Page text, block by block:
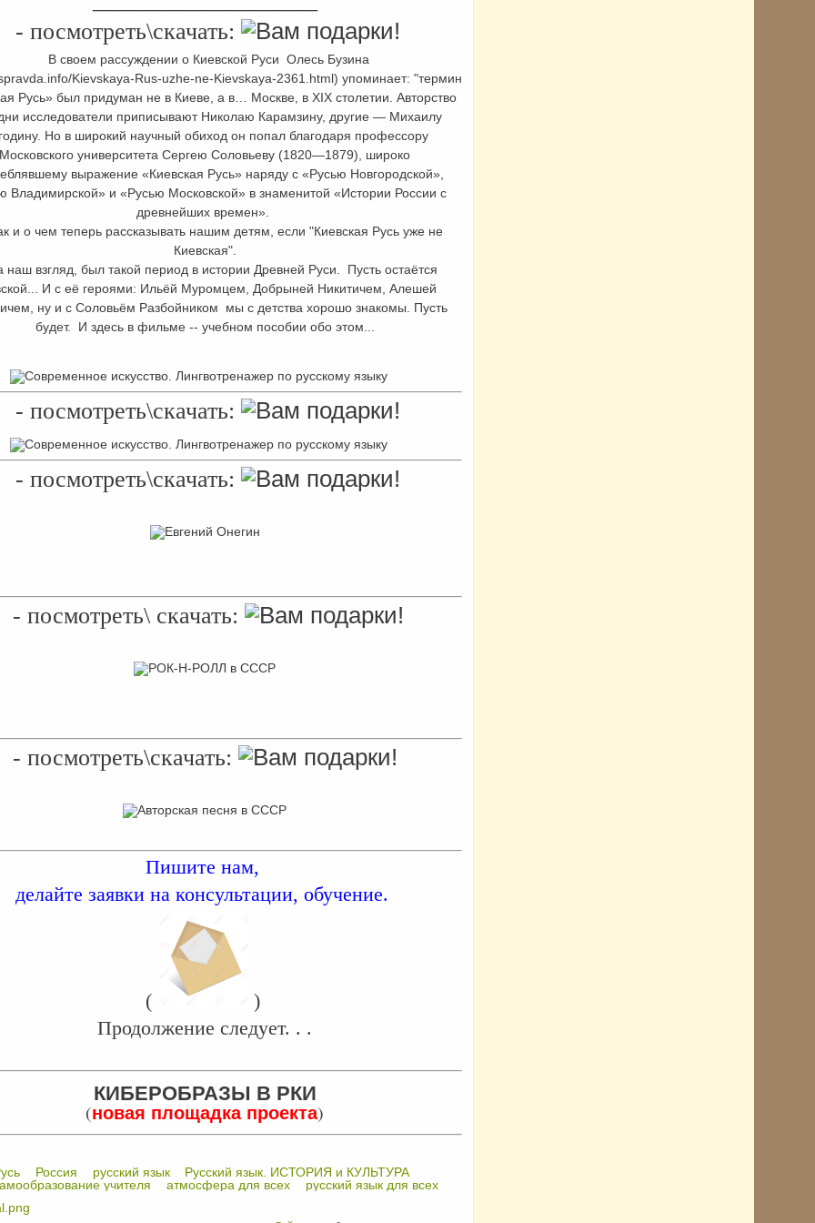
- посмотреть\скачать:
В своем рассуждении о Киевской Руси Олесь Бузина
Kievskaya-Rus-uzhe-ne-Kievskaya-2361.html) упоминает: "термин
Русь» был придуман не в Киеве, а в… Москве, в XIX столетии. Авторство
исследователи приписывают Николаю Карамзину, другие — Михаилу
Но в широкий научный обиход он попал благодаря профессору
Московского университета Сергею Соловьеву (1820—1879), широко
выражение «Киевская Русь» наряду с «Русью Новгородской»,
Владимирской» и «Русью Московской» в знаменитой «Истории России с
древнейших времен».
о чем теперь рассказывать нашим детям, если "Киевская Русь уже не
Киевская".
взгляд, был такой период в истории Древней Руси. Пусть остаётся
И с её героями: Ильёй Муромцем, Добрыней Никитичем, Алешей
ну и с Соловьём Разбойником мы с детства хорошо знакомы. Пусть
будет. И здесь в фильме -- учебном пособии обо этом...
- посмотреть\скачать:
- посмотреть\скачать:
- посмотреть\ скачать:
- посмотреть\скачать:
Пишите нам,
делайте заявки на консультации, обучение.
(
)
Продолжение следует. . .
КИБЕРОБРАЗЫ В РКИ
(новая площадка проекта)
Россия русский язык
Русский язык. ИСТОРИЯ и КУЛЬТУРА
учителя
атмосфера для всех
русский язык для всех